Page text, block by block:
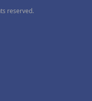
reserved.